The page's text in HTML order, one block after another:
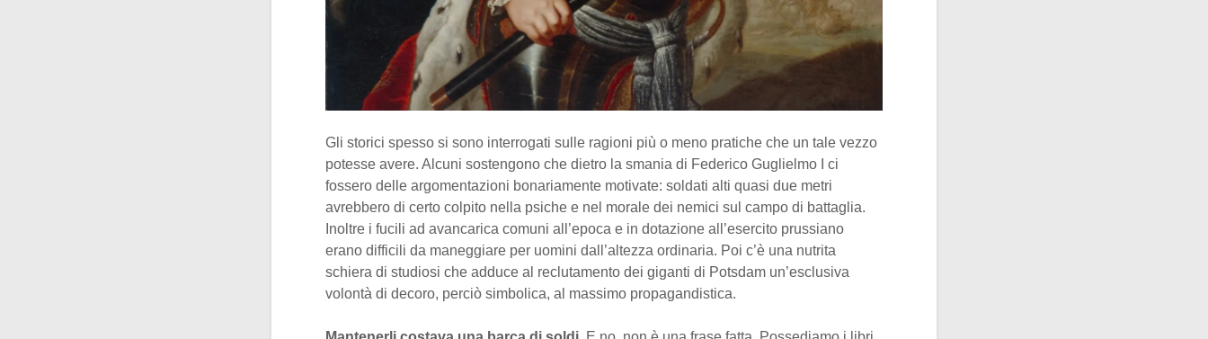
Gli storici spesso si sono interrogati sulle ragioni più o meno pratiche che un tale vezzo
potesse avere. Alcuni sostengono che dietro la smania di Federico Guglielmo I ci
fossero delle argomentazioni bonariamente motivate: soldati alti quasi due metri
avrebbero di certo colpito nella psiche e nel morale dei nemici sul campo di battaglia.
Inoltre i fucili ad avancarica comuni all’epoca e in dotazione all’esercito prussiano
erano difficili da maneggiare per uomini dall’altezza ordinaria. Poi c’è una nutrita
schiera di studiosi che adduce al reclutamento dei giganti di Potsdam un’esclusiva
volontà di decoro, perciò simbolica, al massimo propagandistica.